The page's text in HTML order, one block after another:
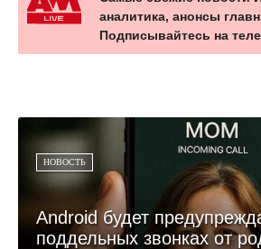
аналитика, анонсы
Подписывайтесь на
НОВОСТЬ
Android будет
поддельных звонках от